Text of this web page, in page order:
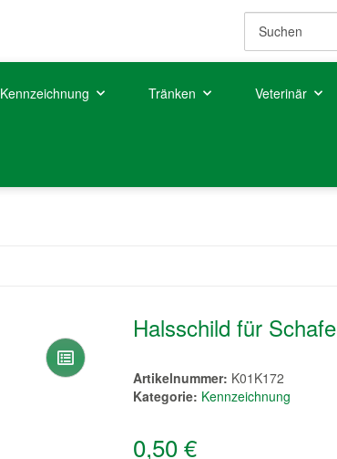
Kennzeichnung Tränken Veterinär
Halsschild für Schafe
Artikelnummer: K01K172
Kategorie: Kennzeichnung
0,50 €